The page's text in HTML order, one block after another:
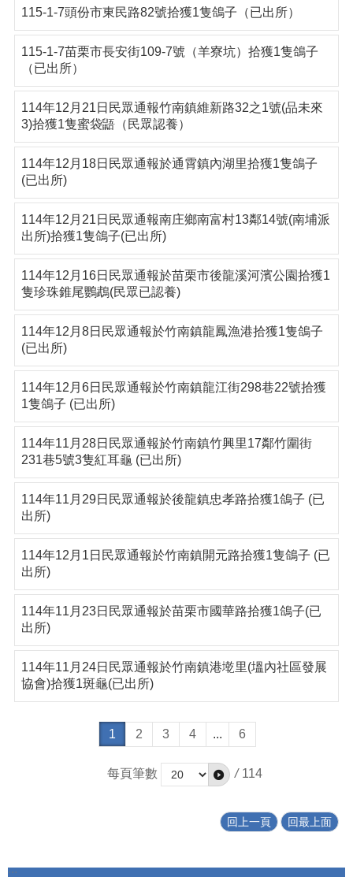
115-1-7頭份市東民路82號拾獲1隻鴿子（已出所）
115-1-7苗栗市長安街109-7號（羊寮坑）拾獲1隻鴿子
（已出所）
114年12月21日民眾通報竹南鎮維新路32之1號(品未來
3)拾獲1隻蜜袋鼯（民眾認養）
114年12月18日民眾通報於通霄鎮內湖里拾獲1隻鴿子
(已出所)
114年12月21日民眾通報南庄鄉南富村13鄰14號(南埔派
出所)拾獲1隻鴿子(已出所)
114年12月16日民眾通報於苗栗市後龍溪河濱公園拾獲1
隻珍珠錐尾鸚鵡(民眾已認養)
114年12月8日民眾通報於竹南鎮龍鳳漁港拾獲1隻鴿子
(已出所)
114年12月6日民眾通報於竹南鎮龍江街298巷22號拾獲
1隻鴿子 (已出所)
114年11月28日民眾通報於竹南鎮竹興里17鄰竹圍街
231巷5號3隻紅耳龜 (已出所)
114年11月29日民眾通報於後龍鎮忠孝路拾獲1鴿子 (已
出所)
114年12月1日民眾通報於竹南鎮開元路拾獲1隻鴿子 (已
出所)
114年11月23日民眾通報於苗栗市國華路拾獲1鴿子(已
出所)
114年11月24日民眾通報於竹南鎮港墘里(塭內社區發展
協會)拾獲1斑龜(已出所)
1 2 3 4 ... 6
每頁筆數 / 114
回上一頁 回最上面
:::